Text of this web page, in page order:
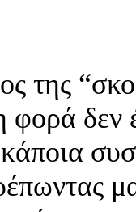
της
φορά δεν